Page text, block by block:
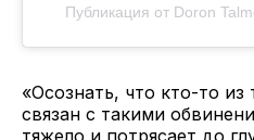
«Осознать, что кто-то из
связан с такими